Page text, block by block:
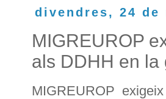
divendres, 24 de
MIGREUROP
als DDHH en
MIGREUROP exigeix